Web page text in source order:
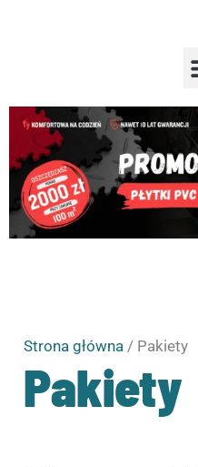
Strona główna / Pakiety
Pakiety